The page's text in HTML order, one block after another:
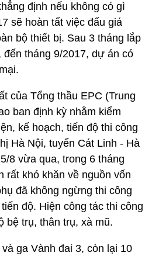
định nếu không có gì
sẽ hoàn tất việc đấu giá
bộ thiết bị. Sau 3 tháng lắp
tháng 9/2017, dự án có
của Tổng thầu EPC (Trung
ban định kỳ nhằm kiểm
kế hoạch, tiến độ thi công
Hà Nội, tuyến Cát Linh - Hà
8 vừa qua, trong 6 tháng
rất khó khăn về nguồn vốn
đã không ngừng thi công
độ. Hiện công tác thi công
bệ trụ, thân trụ, xà mũ.
ga Vành đai 3, còn lại 10